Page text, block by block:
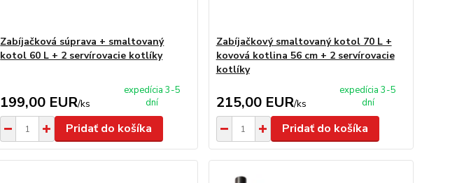
Zabíjačková súprava + smaltovaný
kotol 60 L + 2 servírovacie kotlíky
199,00 EUR/ks
expedícia 3-5
dní
Pridať do košíka
Zabíjačkový smaltovaný kotol 70 L +
kovová kotlina 56 cm + 2 servírovacie
kotlíky
215,00 EUR/ks
expedícia 3-5
dní
Pridať do košíka